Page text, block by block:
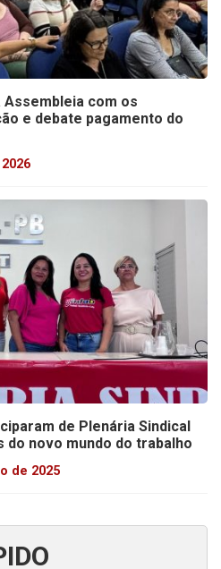
Assembleia com os
e debate pagamento do
de Plenária Sindical
novo mundo do trabalho
de 2025